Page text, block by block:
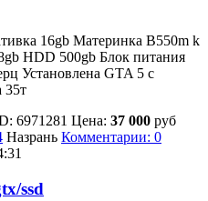
16gb Материнка B550m k
HDD 500gb Блок питания
Установлена GTA 5 с
35т
6971281 Цена: 37 000 руб
Назрань Комментарии: 0
ssd